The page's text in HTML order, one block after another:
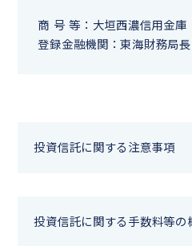
商 号 等：大垣西濃信用金庫
登録金融機関：東海財務局
投資信託に関する注意事項
投資信託に関する手数料等の